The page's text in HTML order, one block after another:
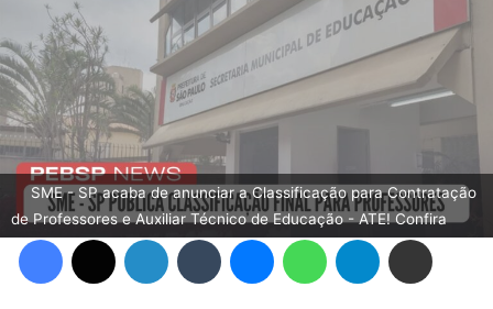
SME - SP acaba de anunciar a Classificação para Contratação
de Professores e Auxiliar Técnico de Educação - ATE! Confira
Facebook X Linkedin Tumblr Messenger WhatsApp Telegram Compartilhar via e-mail